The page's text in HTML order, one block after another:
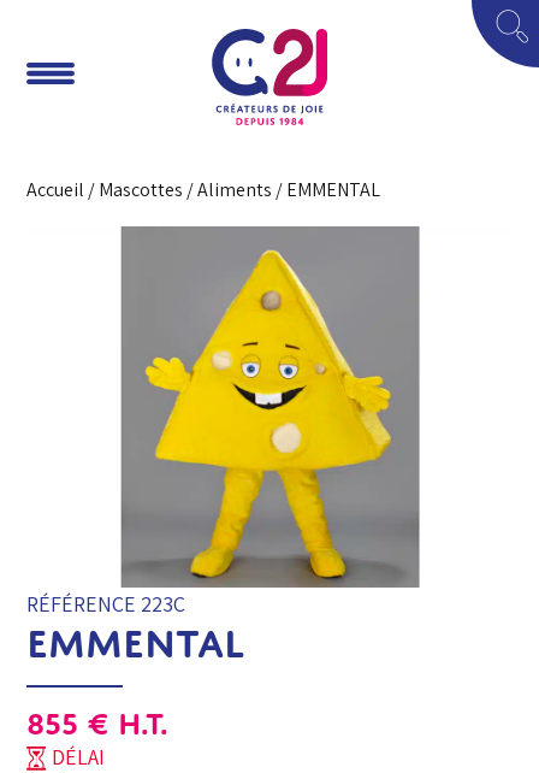
Accueil /Mascottes /Aliments / EMMENTAL
RÉFÉRENCE 223C
EMMENTAL
855 € H.T.
DÉLAI